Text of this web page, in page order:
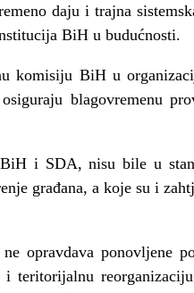
daju i trajna
BiH u budućnosti.
komisiju BiH u
blagovremenu
i SDA, nisu bile u
građana, a koje su i
opravdava ponovljene
i teritorijalnu